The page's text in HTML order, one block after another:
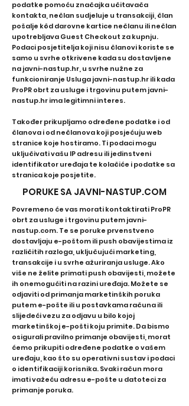
podatke pomoću značajka učitavača
kontakta, nečlan sudjeluje u transakciji, član
pošalje kôd darovne kartice nečlanu ili nečlan
upotrebljava Guest Checkout za kupnju.
Podaci posjetitelja koji nisu članovi koriste se
samo u svrhe otkrivene kada su dostavljene
na javni-nastup.hr, u svrhe nužne za
funkcioniranje Usluga javni-nastup.hr ili kada
ProPR obrt za usluge i trgovinu putem javni-
nastup.hr ima legitimni interes.
Također prikupljamo određene podatke i od
članova i od nečlanova koji posjećuju web
stranice koje hostiramo. Ti podaci mogu
uključivati ​​vašu IP adresu ili jedinstveni
identifikator uređaja te kolačiće i podatke sa
stranica koje posjetite.
PORUKE SA JAVNI-NASTUP.COM
Povremeno će vas morati kontaktirati ProPR
obrt za usluge i trgovinu putem javni-
nastup.com. Te se poruke prvenstveno
dostavljaju e-poštom ili push obavijestima iz
različitih razloga, uključujući marketing,
transakcije i u svrhe ažuriranja usluge. Ako
više ne želite primati push obavijesti, možete
ih onemogućiti na razini uređaja. Možete se
odjaviti od primanja marketinških poruka
putem e-pošte ili u postavkama računa ili
slijedeći vezu za odjavu u bilo kojoj
marketinškoj e-pošti koju primite. Da bismo
osigurali pravilno primanje obavijesti, morat
ćemo prikupiti određene podatke o vašem
uređaju, kao što su operativni sustav i podaci
o identifikaciji korisnika. Svaki račun mora
imati važeću adresu e-pošte u datoteci za
primanje poruka.